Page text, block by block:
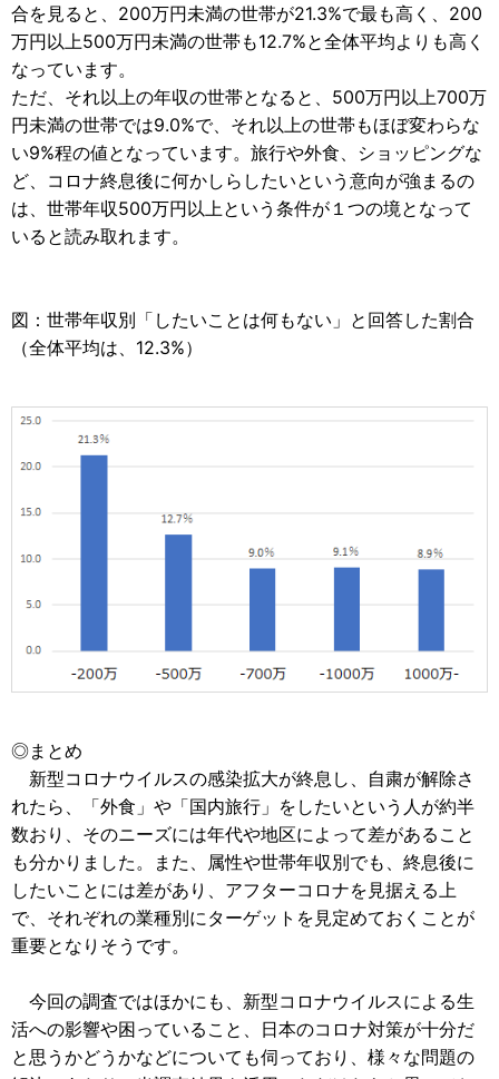
合を見ると、200万円未満の世帯が21.3%で最も高く、200
万円以上500万円未満の世帯も12.7%と全体平均よりも高く
なっています。
ただ、それ以上の年収の世帯となると、500万円以上700万
円未満の世帯では9.0%で、それ以上の世帯もほぼ変わらな
い9%程の値となっています。旅行や外食、ショッピングな
ど、コロナ終息後に何かしらしたいという意向が強まるの
は、世帯年収500万円以上という条件が１つの境となって
いると読み取れます。
図：世帯年収別「したいことは何もない」と回答した割合
（全体平均は、12.3%）
◎まとめ
新型コロナウイルスの感染拡大が終息し、自粛が解除さ
れたら、「外食」や「国内旅行」をしたいという人が約半
数おり、そのニーズには年代や地区によって差があること
も分かりました。また、属性や世帯年収別でも、終息後に
したいことには差があり、アフターコロナを見据える上
で、それぞれの業種別にターゲットを見定めておくことが
重要となりそうです。
今回の調査ではほかにも、新型コロナウイルスによる生
活への影響や困っていること、日本のコロナ対策が十分だ
と思うかどうかなどについても伺っており、様々な問題の